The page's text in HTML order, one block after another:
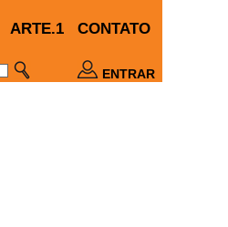
ARTE.1 CONTATO
ENTRAR